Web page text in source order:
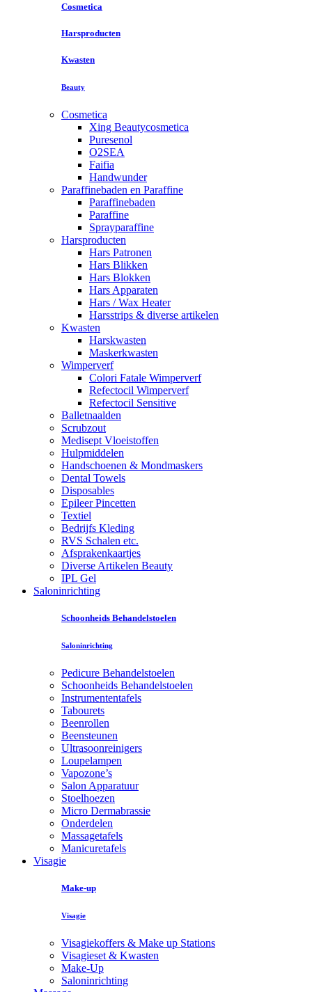
Cosmetica
Harsproducten
Kwasten
Beauty
Cosmetica
Xing Beautycosmetica
Puresenol
O2SEA
Faifia
Handwunder
Paraffinebaden en Paraffine
Paraffinebaden
Paraffine
Sprayparaffine
Harsproducten
Hars Patronen
Hars Blikken
Hars Blokken
Hars Apparaten
Hars / Wax Heater
Harsstrips & diverse artikelen
Kwasten
Harskwasten
Maskerkwasten
Wimperverf
Colori Fatale Wimperverf
Refectocil Wimperverf
Refectocil Sensitive
Balletnaalden
Scrubzout
Medisept Vloeistoffen
Hulpmiddelen
Handschoenen & Mondmaskers
Dental Towels
Disposables
Epileer Pincetten
Textiel
Bedrijfs Kleding
RVS Schalen etc.
Afsprakenkaartjes
Diverse Artikelen Beauty
IPL Gel
Saloninrichting
Schoonheids Behandelstoelen
Saloninrichting
Pedicure Behandelstoelen
Schoonheids Behandelstoelen
Instrumententafels
Tabourets
Beenrollen
Beensteunen
Ultrasoonreinigers
Loupelampen
Vapozone’s
Salon Apparatuur
Stoelhoezen
Micro Dermabrassie
Onderdelen
Massagetafels
Manicuretafels
Visagie
Make-up
Visagie
Visagiekoffers & Make up Stations
Visagieset & Kwasten
Make-Up
Saloninrichting